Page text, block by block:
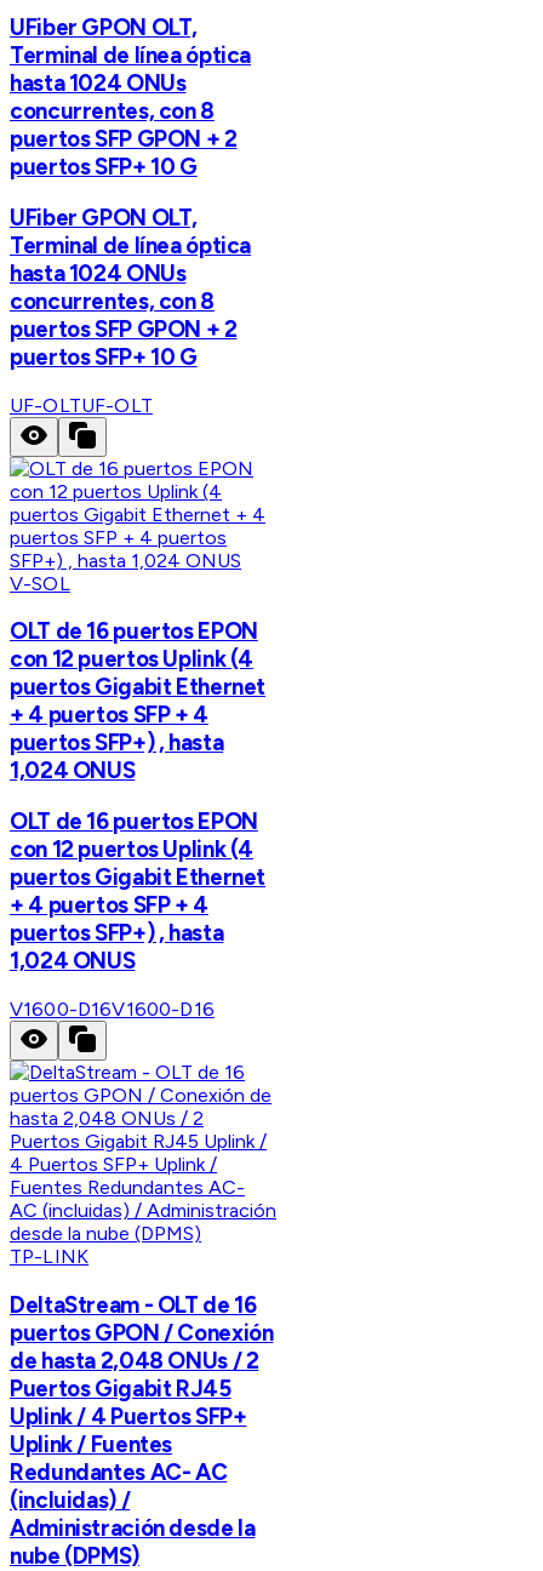
UFiber GPON OLT,
Terminal de línea óptica
hasta 1024 ONUs
concurrentes, con 8
puertos SFP GPON + 2
puertos SFP+ 10 G
UFiber GPON OLT,
Terminal de línea óptica
hasta 1024 ONUs
concurrentes, con 8
puertos SFP GPON + 2
puertos SFP+ 10 G
UF-OLTUF-OLT
V-SOL
OLT de 16 puertos EPON
con 12 puertos Uplink (4
puertos Gigabit Ethernet
+ 4 puertos SFP + 4
puertos SFP+) , hasta
1,024 ONUS
OLT de 16 puertos EPON
con 12 puertos Uplink (4
puertos Gigabit Ethernet
+ 4 puertos SFP + 4
puertos SFP+) , hasta
1,024 ONUS
V1600-D16V1600-D16
TP-LINK
DeltaStream - OLT de 16
puertos GPON / Conexión
de hasta 2,048 ONUs / 2
Puertos Gigabit RJ45
Uplink / 4 Puertos SFP+
Uplink / Fuentes
Redundantes AC- AC
(incluidas) /
Administración desde la
nube (DPMS)